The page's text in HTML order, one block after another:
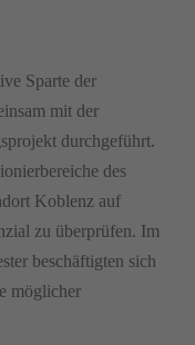
Sparte der
mit der
durchgeführt.
des
Koblenz auf
zu überprüfen. Im
beschäftigten sich
möglicher